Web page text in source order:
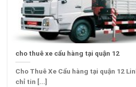
cho thuê xe cẩu hàng tại quận 12
Cho Thuê Xe Cẩu hàng tại quận 12
chỉ tin [...]